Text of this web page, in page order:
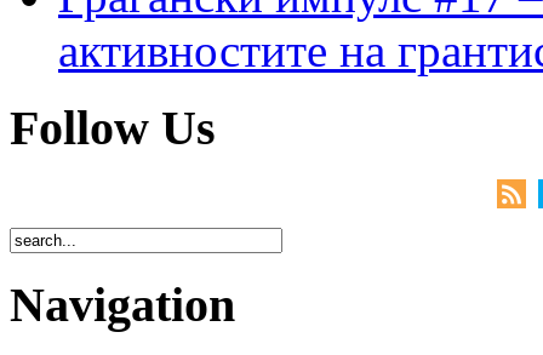
активностите на
Follow Us
Navigation